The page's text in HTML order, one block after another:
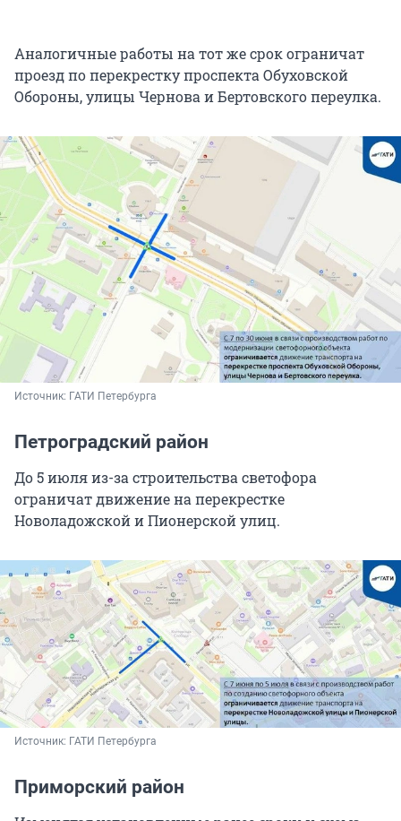
Аналогичные работы на тот же срок ограничат
проезд по перекрестку проспекта Обуховской
Обороны, улицы Чернова и Бертовского переулка.
Источник: ГАТИ Петербурга
Петроградский район
До 5 июля из-за строительства светофора
ограничат движение на перекрестке
Новоладожской и Пионерской улиц.
Источник: ГАТИ Петербурга
Приморский район